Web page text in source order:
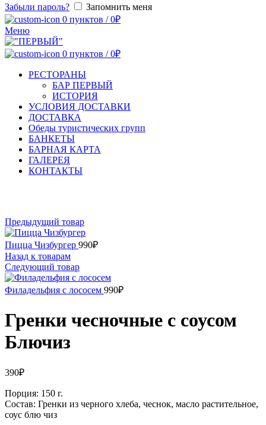
Забыли пароль?
Запомнить меня
0 пунктов / 0₽
Меню
0 пунктов / 0₽
РЕСТОРАНЫ
БАР ПЕРВЫЙ
ИСТОРИЯ
УСЛОВИЯ ДОСТАВКИ
ДОСТАВКА
Обеды туристических групп
БАНКЕТЫ
БАРНАЯ КАРТА
ГАЛЕРЕЯ
КОНТАКТЫ
Предыдущий товар
Пицца Чизбургер 990₽
Назад к товарам
Следующий товар
Филадельфия с лососем 990₽
Гренки чесночные с соусом
Блючиз
390₽
Порция: 150 г.
Состав: Гренки из черного хлеба, чеснок, масло растительное,
соус блю чиз